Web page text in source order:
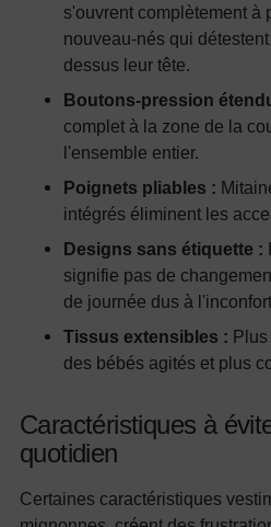
s'ouvrent complètement à
nouveau-nés qui
dessus leur tête.
Boutons-pression
complet à la zone de la
l'ensemble entier.
Poignets pliables :
intégrés éliminent les
Designs sans étiquette :
signifie pas de
de journée dus à
Tissus extensibles :
des bébés agités et plus
Caractéristiques à
quotidien
Certaines caractéristiques